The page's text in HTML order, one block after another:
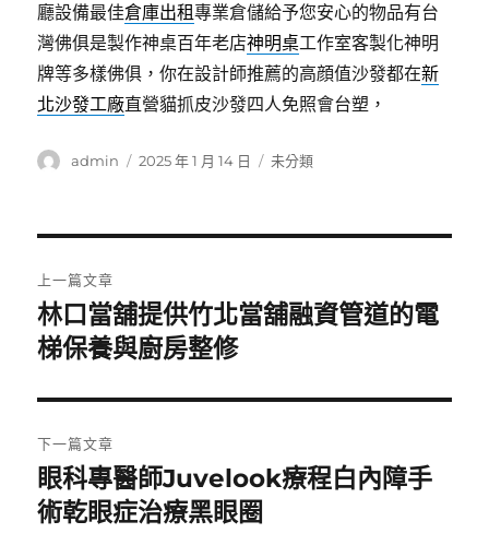
廳設備最佳倉庫出租專業倉儲給予您安心的物品有台
灣佛俱是製作神桌百年老店神明桌工作室客製化神明
牌等多樣佛俱，你在設計師推薦的高顔值沙發都在新
北沙發工廠直營貓抓皮沙發四人免照會台塑，
作
admin
發
2025 年 1 月 14 日
分
未分類
章
導
覽
上一篇文章
上
一
文
章:
林口當舖提供竹北當舖融資管道的電
梯保養與廚房整修
下一篇文章
下
一
眼科專醫師Juvelook療程白內障手
術乾眼症治療黑眼圈